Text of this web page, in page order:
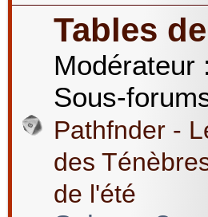
Tables
Modérateur :
Sous-
Pathfnder -
des
de l'été